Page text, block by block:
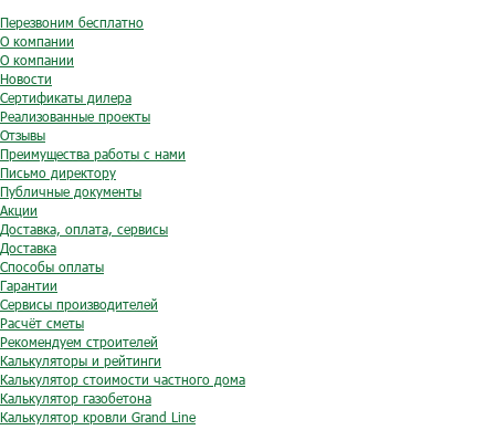
Перезвоним бесплатно
О компании
О компании
Новости
Сертификаты дилера
Реализованные проекты
Отзывы
Преимущества работы с нами
Письмо директору
Публичные документы
Акции
Доставка, оплата, сервисы
Доставка
Способы оплаты
Гарантии
Сервисы производителей
Расчёт сметы
Рекомендуем строителей
Калькуляторы и рейтинги
Калькулятор стоимости частного дома
Калькулятор газобетона
Калькулятор кровли Grand Line